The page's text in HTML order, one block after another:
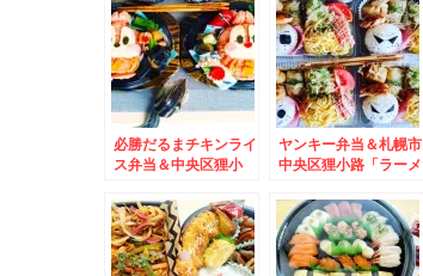
必勝だるまチキンライ
ス弁当＆中央区狸小
ハチ鮮魚店」の「海鮮
巻き」
ヤンキー弁当＆札幌市
中央区狸小路「ラーメ
メン山岡家」「煮干し
ラーメン山岡家」ちょ
っと外れて「餃子の山
岡家」山岡家さん三昧